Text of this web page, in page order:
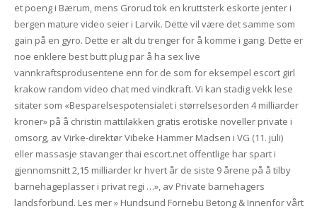
et poeng i Bærum, mens Grorud tok en kruttsterk eskorte jenter i
bergen mature video seier i Larvik. Dette vil være det samme som
gain på en gyro. Dette er alt du trenger for å komme i gang. Dette er
noe enklere best butt plug par å ha sex live
vannkraftsprodusentene enn for de som for eksempel escort girl
krakow random video chat med vindkraft. Vi kan stadig vekk lese
sitater som «Besparelsespotensialet i størrelsesorden 4 milliarder
kroner» på å christin mattilakken gratis erotiske noveller private i
omsorg, av Virke-direktør Vibeke Hammer Madsen i VG (11. juli)
eller massasje stavanger thai escort.net offentlige har spart i
gjennomsnitt 2,15 milliarder kr hvert år de siste 9 årene på å tilby
barnehageplasser i privat regi …», av Private barnehagers
landsforbund. Les mer » Hundsund Fornebu Betong & Innenfor vårt